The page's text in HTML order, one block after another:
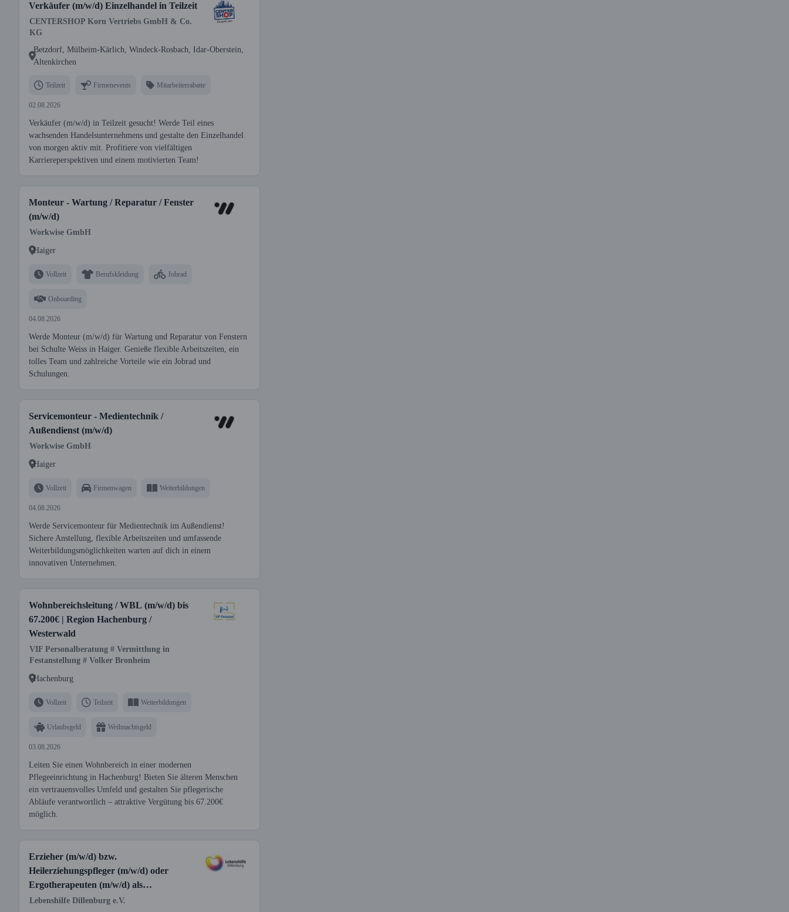
Verkäufer (m/w/d) Einzelhandel in Teilzeit
CENTERSHOP Korn Vertriebs GmbH & Co.
KG
Betzdorf, Mülheim-Kärlich, Windeck-Rosbach, Idar-Oberstein,
Altenkirchen
Teilzeit Firmenevents Mitarbeiterrabatte
02.08.2026
Verkäufer (m/w/d) in Teilzeit gesucht! Werde Teil eines
wachsenden Handelsunternehmens und gestalte den Einzelhandel
von morgen aktiv mit. Profitiere von vielfältigen
Karriereperspektiven und einem motivierten Team!
Monteur - Wartung / Reparatur / Fenster
(m/w/d)
Workwise GmbH
Haiger
Vollzeit Berufskleidung Jobrad
Onboarding
04.08.2026
Werde Monteur (m/w/d) für Wartung und Reparatur von Fenstern
bei Schulte Weiss in Haiger. Genieße flexible Arbeitszeiten, ein
tolles Team und zahlreiche Vorteile wie ein Jobrad und
Schulungen.
Servicemonteur - Medientechnik /
Außendienst (m/w/d)
Workwise GmbH
Haiger
Vollzeit Firmenwagen Weiterbildungen
04.08.2026
Werde Servicemonteur für Medientechnik im Außendienst!
Sichere Anstellung, flexible Arbeitszeiten und umfassende
Weiterbildungsmöglichkeiten warten auf dich in einem
innovativen Unternehmen.
Wohnbereichsleitung / WBL (m/w/d) bis
67.200€ | Region Hachenburg /
Westerwald
VIF Personalberatung # Vermittlung in
Festanstellung # Volker Bronheim
Hachenburg
Vollzeit Teilzeit Weiterbildungen
Urlaubsgeld Weihnachtsgeld
03.08.2026
Leiten Sie einen Wohnbereich in einer modernen
Pflegeeinrichtung in Hachenburg! Bieten Sie älteren Menschen
ein vertrauensvolles Umfeld und gestalten Sie pflegerische
Abläufe verantwortlich – attraktive Vergütung bis 67.200€
möglich.
Erzieher (m/w/d) bzw.
Heilerziehungspfleger (m/w/d) oder
Ergotherapeuten (m/w/d) als
Gruppenleitung
Lebenshilfe Dillenburg e.V.